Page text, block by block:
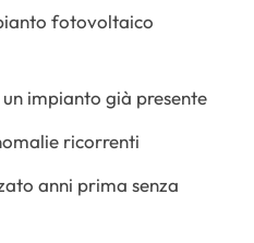
fotovoltaico
impianto già presente
ricorrenti
anni prima senza